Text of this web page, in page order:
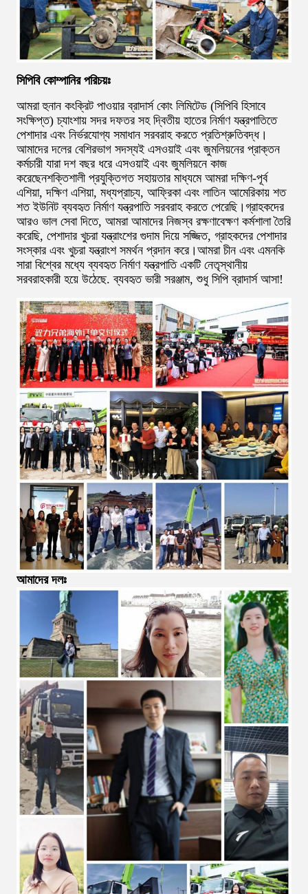
সিপিবি কোম্পানির পরিচয়ঃ
আমরা হুনান কংক্রিট পাওয়ার ব্রাদার্স কোং লিমিটেড (সিপিবি হিসাবে
সংক্ষিপ্ত) চ্যাংশায় সদর দফতর সহ দ্বিতীয় হাতের নির্মাণ যন্ত্রপাতিতে
পেশাদার এবং নির্ভরযোগ্য সমাধান সরবরাহ করতে প্রতিশ্রুতিবদ্ধ।
আমাদের দলের বেশিরভাগ সদস্যই এসওয়াই এবং জুমলিয়নের প্রাক্তন
কর্মচারী যারা দশ বছর ধরে এসওয়াই এবং জুমলিয়নে কাজ
করেছেনশক্তিশালী প্রযুক্তিগত সহায়তার মাধ্যমে আমরা দক্ষিণ-পূর্ব
এশিয়া, দক্ষিণ এশিয়া, মধ্যপ্রাচ্য, আফ্রিকা এবং লাতিন আমেরিকায় শত
শত ইউনিট ব্যবহৃত নির্মাণ যন্ত্রপাতি সরবরাহ করতে পেরেছি।গ্রাহকদের
আরও ভাল সেবা দিতে, আমরা আমাদের নিজস্ব রক্ষণাবেক্ষণ কর্মশালা তৈরি
করেছি, পেশাদার খুচরা যন্ত্রাংশের গুদাম দিয়ে সজ্জিত, গ্রাহকদের পেশাদার
সংস্কার এবং খুচরা যন্ত্রাংশ সমর্থন প্রদান করে।আমরা চীন এবং এমনকি
সারা বিশ্বের মধ্যে ব্যবহৃত নির্মাণ যন্ত্রপাতি একটি নেতৃস্থানীয়
সরবরাহকারী হয়ে উঠেছে. ব্যবহৃত ভারী সরঞ্জাম, শুধু সিপি ব্রাদার্স আসা!
আমাদের দলঃ